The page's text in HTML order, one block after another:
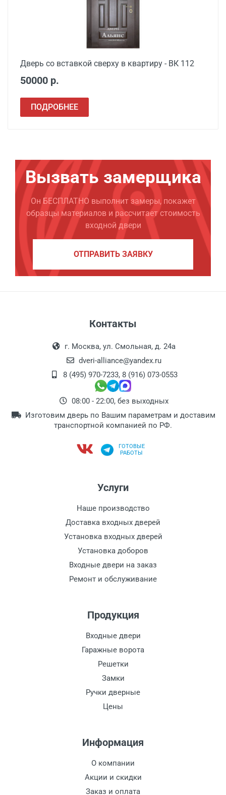
Дверь со вставкой сверху в квартиру - ВК 112
50000 р.
ПОДРОБНЕЕ
Вызвать замерщика
Он БЕСПЛАТНО выполнит замеры, покажет
образцы материалов и рассчитает стоимость
входной двери
ОТПРАВИТЬ ЗАЯВКУ
Контакты
г. Москва, ул. Смольная, д. 24а
dveri-alliance@yandex.ru
8 (495) 970-7233, 8 (916) 073-0553
08:00 - 22:00, без выходных
Изготовим дверь по Вашим параметрам и доставим
транспортной компанией по РФ.
ГОТОВЫЕ
РАБОТЫ
Услуги
Наше производство
Доставка входных дверей
Установка входных дверей
Установка доборов
Входные двери на заказ
Ремонт и обслуживание
Продукция
Входные двери
Гаражные ворота
Решетки
Замки
Ручки дверные
Цены
Информация
О компании
Акции и скидки
Заказ и оплата